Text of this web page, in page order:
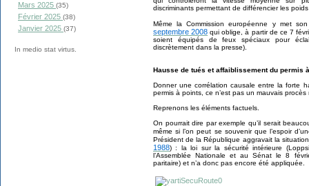
Mars 2025 (35)
Février 2025 (38)
Janvier 2025 (37)
In medio stat virtus.
discriminants permettant de différencier les
Même la Commission européenne y met
septembre 2008 qui oblige, à partir de ce 7
soient équipés de feux spéciaux pour
discrètement dans la presse).
Hausse de tués et affaiblissement du permis
Donner une corrélation causale entre la forte
permis à points, ce n’est pas un mauvais
Reprenons les éléments factuels.
On pourrait dire par exemple qu’il serait
même si l’on peut se souvenir que l’espoir
Président de la République aggravait la
1988) : la loi sur la sécurité intérieure
l’Assemblée Nationale et au Sénat le 8
paritaire) et n’a donc pas encore été appliquée.